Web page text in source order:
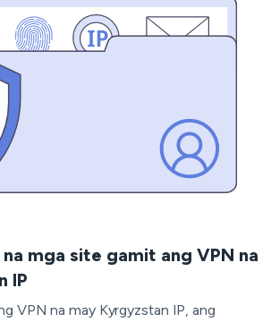
mga site gamit ang VPN na
IP
VPN na may Kyrgyzstan IP, ang